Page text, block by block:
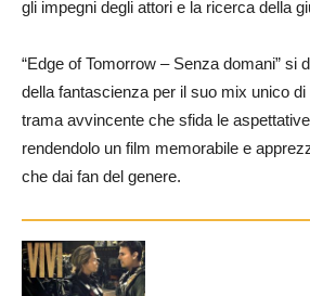
gli impegni degli attori e la ricerca della
“Edge of Tomorrow – Senza domani” si
della fantascienza per il suo mix unico
trama avvincente che sfida le
rendendolo un film memorabile e
che dai fan del genere.